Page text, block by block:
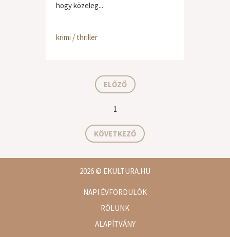
hogy közeleg...
krimi / thriller
ELŐZŐ
1
KÖVETKEZŐ
2026© EKULTURA.HU
NAPI ÉVFORDULÓK
RÓLUNK
ALAPÍTVÁNY